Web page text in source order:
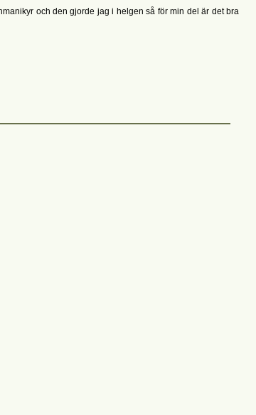
och den gjorde jag i helgen så för min del är det bra